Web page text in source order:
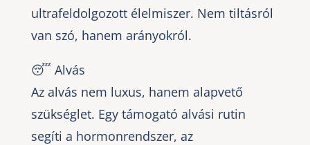
ultrafeldolgozott élelmiszer. Nem tiltásról
van szó, hanem arányokról.
😴 Alvás
Az alvás nem luxus, hanem alapvető
szükséglet. Egy támogató alvási rutin
segíti a hormonrendszer, az